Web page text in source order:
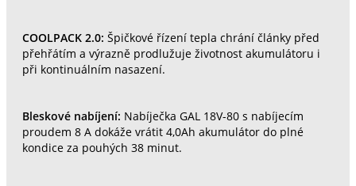
COOLPACK 2.0: Špičkové řízení tepla chrání články před
přehřátím a výrazně prodlužuje životnost akumulátoru i
při kontinuálním nasazení.
Bleskové nabíjení: Nabíječka GAL 18V-80 s nabíjecím
proudem 8 A dokáže vrátit 4,0Ah akumulátor do plné
kondice za pouhých 38 minut.